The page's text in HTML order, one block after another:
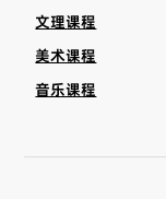
文理课程
美术课程
音乐课程